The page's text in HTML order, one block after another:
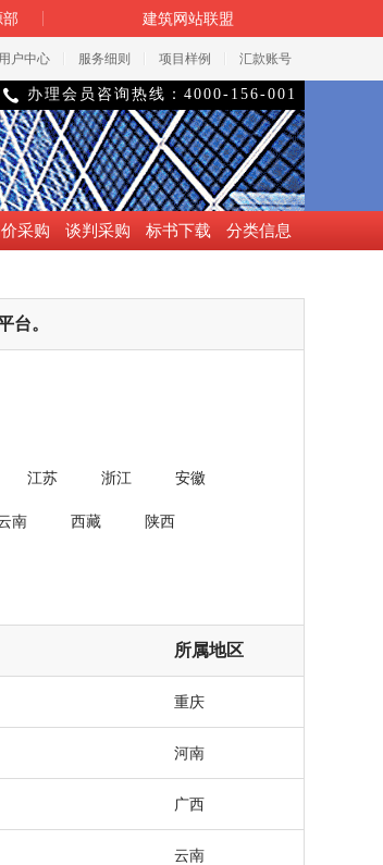
建筑网站联盟
用户中心 服务细则 项目样例 汇款账号
 办理会员咨询热线：4000-156-001
采购 谈判采购 标书下载 分类信息
台。
江苏 浙江 安徽
南 西藏 陕西
所属地区
重庆
河南
广西
云南